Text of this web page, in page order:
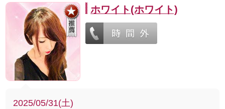
ホワイト(ホワイト)
2025/05/31(土)